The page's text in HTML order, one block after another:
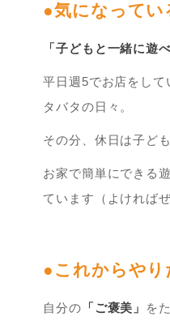
●気になってい
「子どもと一緒に遊
平日週5でお店をして
タバタの日々。
その分、休日は子ど
お家で簡単にできる遊
ています（よければ
●これからやり
自分の 「ご褒美」 を